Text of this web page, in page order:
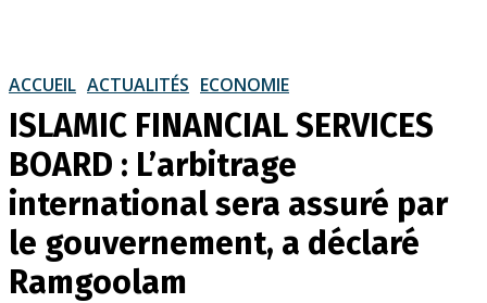
ACCUEIL ACTUALITÉS ECONOMIE
ISLAMIC FINANCIAL SERVICES
BOARD : L’arbitrage
international sera assuré par
le gouvernement, a déclaré
Ramgoolam